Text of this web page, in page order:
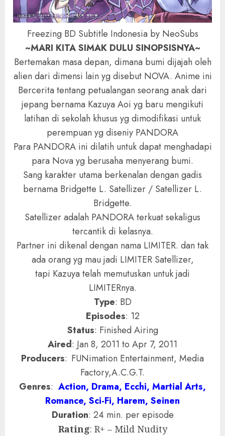
Freezing BD Subtitle Indonesia by NeoSubs
~MARI KITA SIMAK DULU SINOPSISNYA~
Bertemakan masa depan, dimana bumi dijajah oleh
alien dari dimensi lain yg disebut NOVA. Anime ini
Bercerita tentang petualangan seorang anak dari
jepang bernama Kazuya Aoi yg baru mengikuti
latihan di sekolah khusus yg dimodifikasi untuk
perempuan yg diseniy PANDORA
Para PANDORA ini dilatih untuk dapat menghadapi
para Nova yg berusaha menyerang bumi.
Sang karakter utama berkenalan dengan gadis
bernama Bridgette L. Satellizer / Satellizer L.
Bridgette.
Satellizer adalah PANDORA terkuat sekaligus
tercantik di kelasnya.
Partner ini dikenal dengan nama LIMITER. dan tak
ada orang yg mau jadi LIMITER Satellizer,
tapi Kazuya telah memutuskan untuk jadi
LIMITERnya.
Type: BD
Episodes: 12
Status: Finished Airing
Aired: Jan 8, 2011 to Apr 7, 2011
Producers: FUNimation Entertainment, Media
Factory,A.C.G.T.
Genres: Action, Drama, Ecchi, Martial Arts,
Romance, Sci-Fi, Harem, Seinen
Duration: 24 min. per episode
Rating: R+ – Mild Nudity